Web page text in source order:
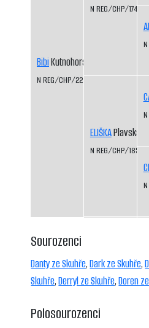
BibiKutnohorský groš
N REG/CHP/2248/20/22
N REG/CHP/1749/
ELIŠKAPlavská
N REG/CHP/
Sourozenci
Danty ze Skuhře,Dark ze Skuhře,
Skuhře,Derryl ze Skuhře,Doren
Polosourozenci